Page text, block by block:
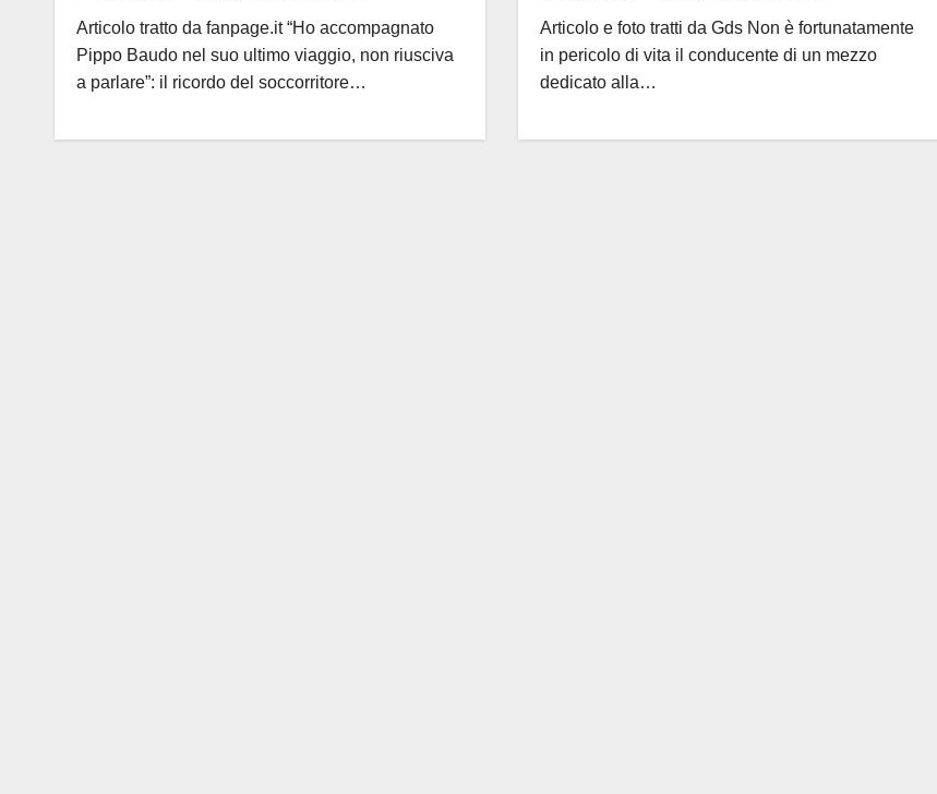
Articolo tratto da fanpage.it “Ho accompagnato
Pippo Baudo nel suo ultimo viaggio, non riusciva
a parlare”: il ricordo del soccorritore…
Articolo e foto tratti da Gds Non è fortunatamente
in pericolo di vita il conducente di un mezzo
dedicato alla…